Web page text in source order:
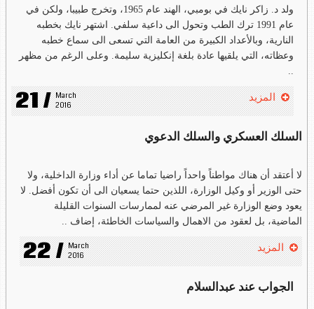
ولد د. زاكر نايك في بومبي، الهند عام 1965، وتخرج طبيبا، ولكن في
عام 1991 ترك الطب وتحول الى داعية سلفي. اشتهر نايك بخطبه
النارية، وبالأعداد الكبيرة من العامة التي تسعى الى سماع خطبه
وعظاته، التي يلقيها عادة بلغة إنكليزية سليمة. وعلى الرغم من مظهر
..
21 / March
2016
المزيد
السلك العسكري والسلك الدعوي
لا أعتقد أن هناك مواطناً واحداً راضيا تماما عن أداء وزارة الداخلية، ولا
حتى الوزير أو وكيل الوزارة، اللذين حتما يسعيان الى أن تكون أفضل. لا
يعود وضع الوزارة غير المرضي عنه لممارسات السنوات القليلة
الماضية، بل لعقود من الاهمال والسياسات الخاطئة، إضاف ..
22 / March
2016
المزيد
الجواب عند عبدالسلام